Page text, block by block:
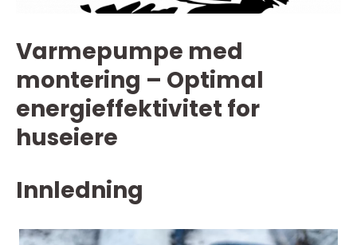
Varmepumpe med
montering – Optimal
energieffektivitet for
huseiere
Innledning